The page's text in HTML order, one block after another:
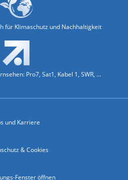
für Klimaschutz und Nachhaltigkeit
Pro7, Sat1, Kabel 1, SWR, ...
und Karriere
& Cookies
Fenster öffnen